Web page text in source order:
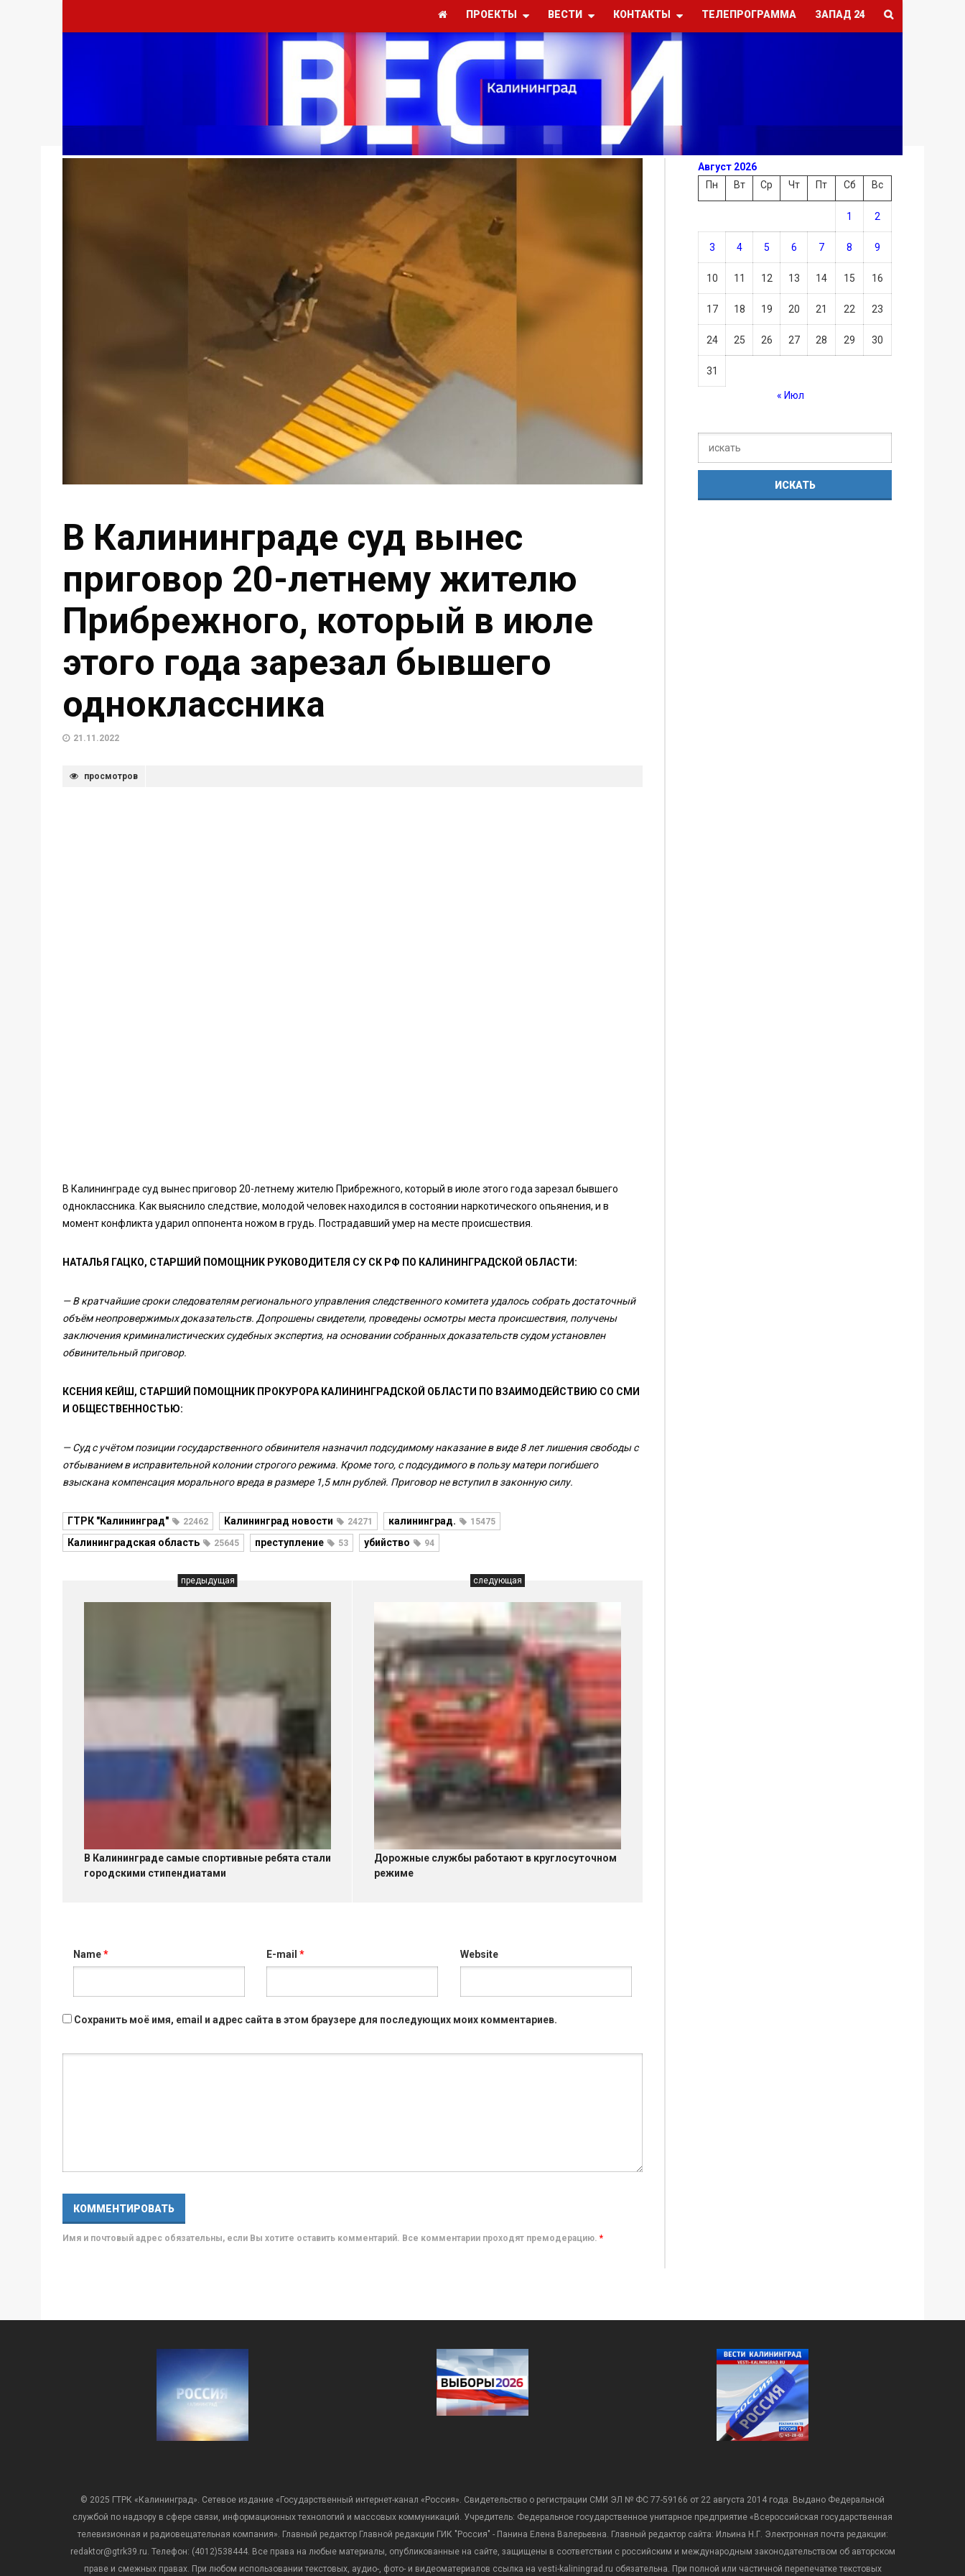
ПРОЕКТЫ ВЕСТИ КОНТАКТЫ ТЕЛЕПРОГРАММА ЗАПАД 24
В Калининграде суд вынес
приговор 20-летнему жителю
Прибрежного, который в июле
этого года зарезал бывшего
одноклассника
21.11.2022
просмотров
В Калининграде суд вынес приговор 20-летнему жителю Прибрежного, который в июле этого года зарезал бывшего
одноклассника. Как выяснило следствие, молодой человек находился в состоянии наркотического опьянения, и в
момент конфликта ударил оппонента ножом в грудь. Пострадавший умер на месте происшествия.
НАТАЛЬЯ ГАЦКО, СТАРШИЙ ПОМОЩНИК РУКОВОДИТЕЛЯ СУ СК РФ ПО КАЛИНИНГРАДСКОЙ ОБЛАСТИ:
— В кратчайшие сроки следователям регионального управления следственного комитета удалось собрать достаточный
объём неопровержимых доказательств. Допрошены свидетели, проведены осмотры места происшествия, получены
заключения криминалистических судебных экспертиз, на основании собранных доказательств судом установлен
обвинительный приговор.
КСЕНИЯ КЕЙШ, СТАРШИЙ ПОМОЩНИК ПРОКУРОРА КАЛИНИНГРАДСКОЙ ОБЛАСТИ ПО ВЗАИМОДЕЙСТВИЮ СО СМИ
И ОБЩЕСТВЕННОСТЬЮ:
— Суд с учётом позиции государственного обвинителя назначил подсудимому наказание в виде 8 лет лишения свободы с
отбыванием в исправительной колонии строгого режима. Кроме того, с подсудимого в пользу матери погибшего
взыскана компенсация морального вреда в размере 1,5 млн рублей. Приговор не вступил в законную силу.
ГТРК "Калининград" 22462 Калининград новости 24271 калининград. 15475
Калининградская область 25645 преступление 53 убийство 94
предыдущая
В Калининграде самые спортивные ребята стали
городскими стипендиатами
следующая
Дорожные службы работают в круглосуточном
режиме
Name* E-mail* Website
Сохранить моё имя, email и адрес сайта в этом браузере для последующих моих комментариев.
Имя и почтовый адрес обязательны, если Вы хотите оставить комментарий. Все комментарии проходят премодерацию. *
Август 2026
Пн
Вт Ср Чт Пт Сб Вс
1 2
3 4 5 6 7 8 9
10 11 12 13 14 15 16
17 18 19 20 21 22 23
24 25 26 27 28 29 30
31
« Июл
© 2025 ГТРК «Калининград». Сетевое издание «Государственный интернет-канал «Россия». Свидетельство о регистрации СМИ ЭЛ № ФС 77-59166 от 22 августа 2014 года. Выдано Федеральной
службой по надзору в сфере связи, информационных технологий и массовых коммуникаций. Учредитель: Федеральное государственное унитарное предприятие «Всероссийская государственная
телевизионная и радиовещательная компания». Главный редактор Главной редакции ГИК "Россия" - Панина Елена Валерьевна. Главный редактор сайта: Ильина Н.Г. Электронная почта редакции:
redaktor@gtrk39.ru. Телефон: (4012)538444. Все права на любые материалы, опубликованные на сайте, защищены в соответствии с российским и международным законодательством об авторском
праве и смежных правах. При любом использовании текстовых, аудио-, фото- и видеоматериалов ссылка на vesti-kaliningrad.ru обязательна. При полной или частичной перепечатке текстовых